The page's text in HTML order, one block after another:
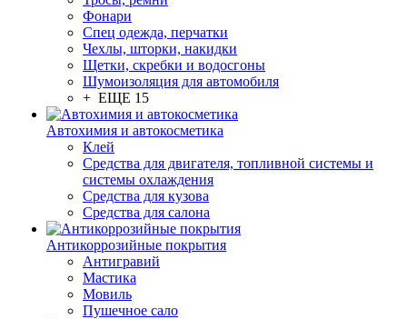
Фонари
Спец одежда, перчатки
Чехлы, шторки, накидки
Щетки, скребки и водосгоны
Шумоизоляция для автомобиля
+ ЕЩЕ 15
Автохимия и автокосметика
Клей
Средства для двигателя, топливной системы и
системы охлаждения
Средства для кузова
Средства для салона
Антикоррозийные покрытия
Антигравий
Мастика
Мовиль
Пушечное сало